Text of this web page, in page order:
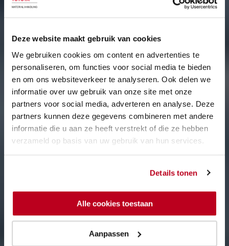
Deze website maakt gebruik van cookies
We gebruiken cookies om content en advertenties te
personaliseren, om functies voor social media te bieden
en om ons websiteverkeer te analyseren. Ook delen we
informatie over uw gebruik van onze site met onze
partners voor social media, adverteren en analyse. Deze
partners kunnen deze gegevens combineren met andere
informatie die u aan ze heeft verstrekt of die ze hebben
verzameld op basis van uw gebruik van hun services.
Details tonen
Alle cookies toestaan
Aanpassen